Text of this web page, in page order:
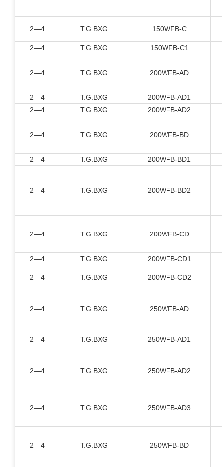
2—4 T.G.BXG 150WFB-C
2—4 T.G.BXG 150WFB-C1
2—4 T.G.BXG 200WFB-AD
2—4 T.G.BXG
200WFB-AD1
2—4
T.G.BXG 200WFB-AD2
2—4 T.G.BXG 200WFB-BD
2—4 T.G.BXG 200WFB-BD1
2—4 T.G.BXG 200WFB-BD2
2—4 T.G.BXG 200WFB-CD
2—4 T.G.BXG 200WFB-CD1
2—4 T.G.BXG 200WFB-CD2
2—4 T.G.BXG 250WFB-AD
2—4 T.G.BXG 250WFB-AD1
2—4 T.G.BXG 250WFB-AD2
2—4 T.G.BXG 250WFB-AD3
2—4 T.G.BXG 250WFB-BD